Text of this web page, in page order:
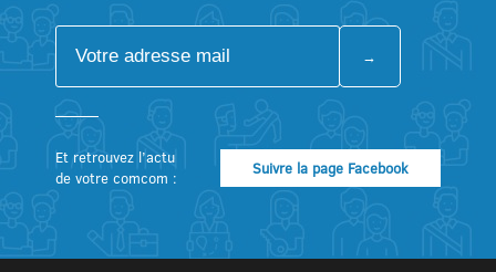
Et retrouvez l’actu
de votre comcom :
Suivre la page Facebook